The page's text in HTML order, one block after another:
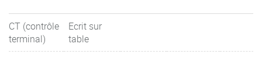
CT (contrôle
terminal)
Ecrit sur
table